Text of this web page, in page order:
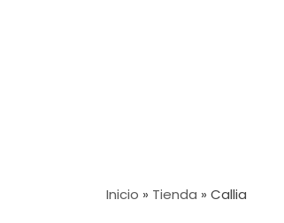
Inicio » Tienda » Callia